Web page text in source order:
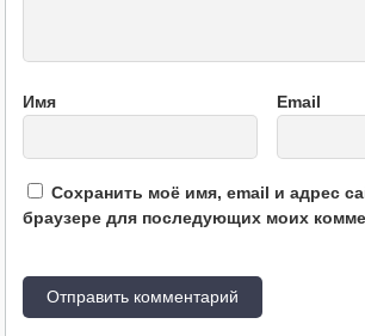
Имя Email
Сохранить моё имя, email и адрес
браузере для последующих моих